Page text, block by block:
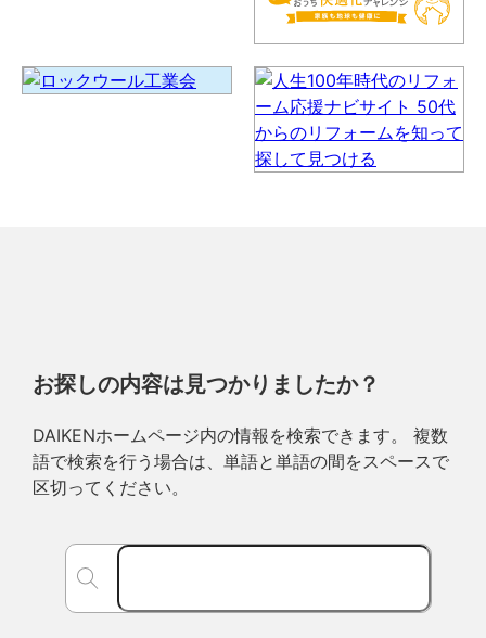
お探しの内容は見つかりましたか？
DAIKENホームページ内の情報を検索できます。 複数
語で検索を行う場合は、単語と単語の間をスペースで
区切ってください。